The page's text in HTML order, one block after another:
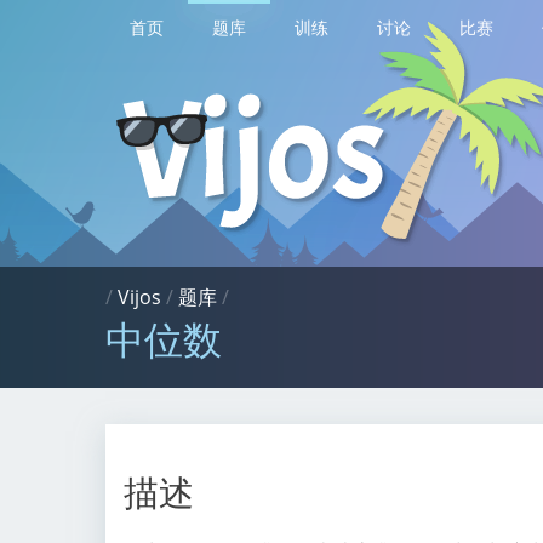
首页 题库 训练 讨论 比赛
/Vijos /题库/
中位数
描述